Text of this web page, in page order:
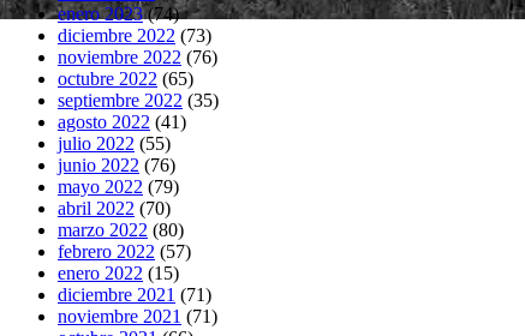
enero 2023(74)
diciembre 2022 (73)
noviembre 2022 (76)
octubre 2022 (65)
septiembre 2022 (35)
agosto 2022 (41)
julio 2022 (55)
junio 2022 (76)
mayo 2022 (79)
abril 2022 (70)
marzo 2022 (80)
febrero 2022 (57)
enero 2022 (15)
diciembre 2021 (71)
noviembre 2021 (71)